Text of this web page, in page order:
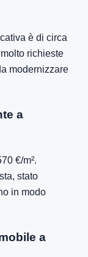
è di circa
richieste
modernizzare
a
€/m².
stato
in modo
a